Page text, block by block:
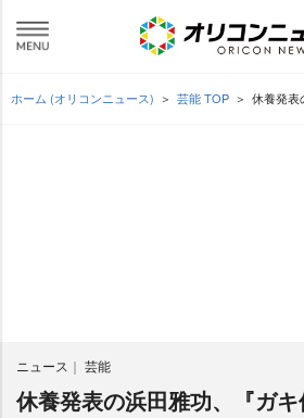
ホーム (オリコンニュース) 芸能 TOP 休養発表
ニュース 芸能
休養発表の浜田雅功、『ガ